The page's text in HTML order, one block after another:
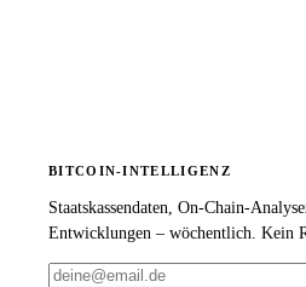
BITCOIN-INTELLIGENZ
Staatskassendaten, On-Chain-
Entwicklungen – wöchentlich. Kein